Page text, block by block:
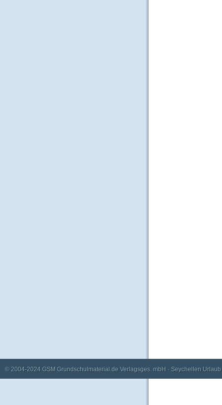
© 2004-2024 GSM Grundschulmaterial.de Verlagsges. mbH · Seychellen Urlaub